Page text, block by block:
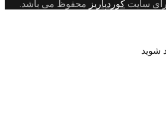
سایت کوردپاریز محفوظ می باشد.
شوید